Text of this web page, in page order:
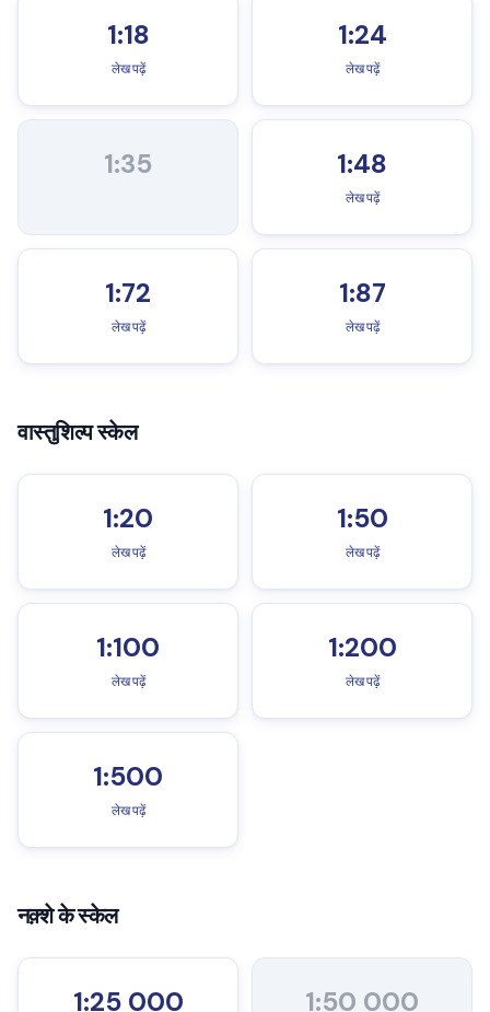
1:18
लेख पढ़ें
1:24
लेख पढ़ें
1:35 1:48
लेख पढ़ें
1:72
लेख पढ़ें
1:87
लेख पढ़ें
वास्तुशिल्प स्केल
1:20
लेख पढ़ें
1:50
लेख पढ़ें
1:100
लेख पढ़ें
1:200
लेख पढ़ें
1:500
लेख पढ़ें
नक़्शे के स्केल
1:25 000 1:50 000